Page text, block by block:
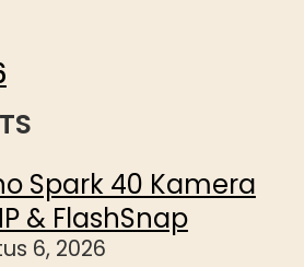
Spark 40 Kamera
& FlashSnap
6, 2026